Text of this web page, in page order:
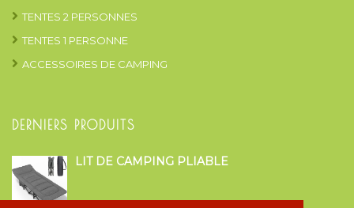
TENTES 2 PERSONNES
TENTES 1 PERSONNE
ACCESSOIRES DE CAMPING
DERNIERS PRODUITS
LIT DE CAMPING PLIABLE